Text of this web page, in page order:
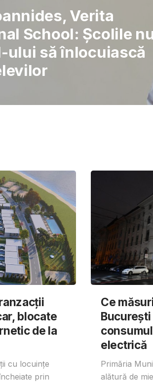
Curajul de a
blocate
de la
cu locuințe
prin
Ce
electrică
Primăria
alătură de